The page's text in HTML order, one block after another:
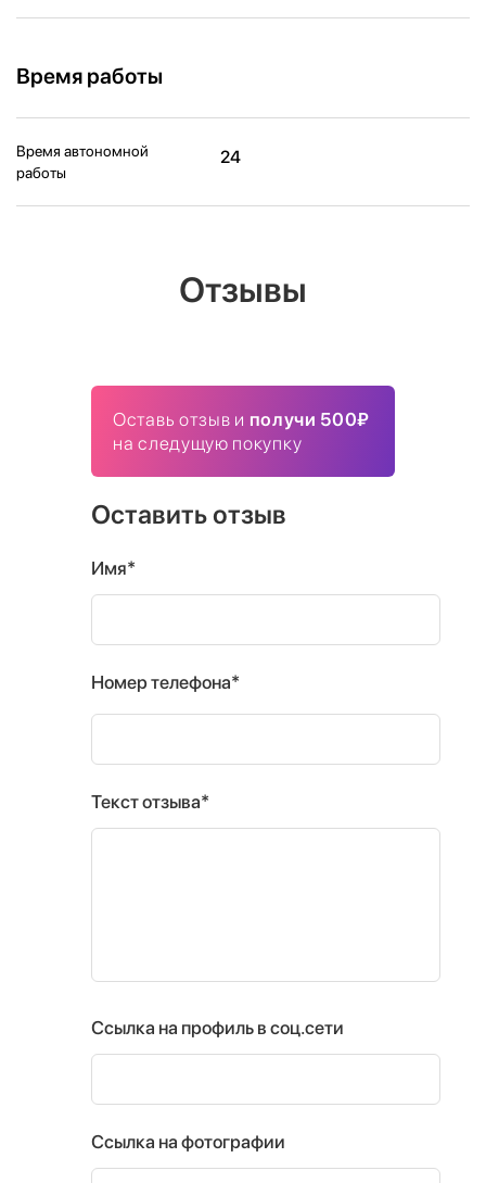
Время работы
Время автономной
работы
24
Отзывы
Оставь отзыв и получи 500₽
на следущую покупку
Оставить отзыв
Имя*
Номер телефона*
Текст отзыва*
Ссылка на профиль в соц.сети
Ссылка на фотографии